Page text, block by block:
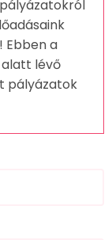
Ebben a
lévő
pályázatok